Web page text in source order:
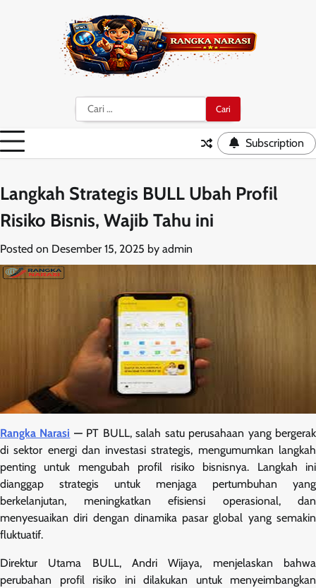
Cari
untuk:
Subscription
Langkah Strategis BULL Ubah Profil
Risiko Bisnis, Wajib Tahu ini
Posted on Desember 15, 2025 by admin
Rangka Narasi — PT BULL, salah satu perusahaan yang bergerak
di sektor energi dan investasi strategis, mengumumkan langkah
penting untuk mengubah profil risiko bisnisnya. Langkah ini
dianggap strategis untuk menjaga pertumbuhan yang
berkelanjutan, meningkatkan efisiensi operasional, dan
menyesuaikan diri dengan dinamika pasar global yang semakin
fluktuatif.
Direktur Utama BULL, Andri Wijaya, menjelaskan bahwa
perubahan profil risiko ini dilakukan untuk menyeimbangkan